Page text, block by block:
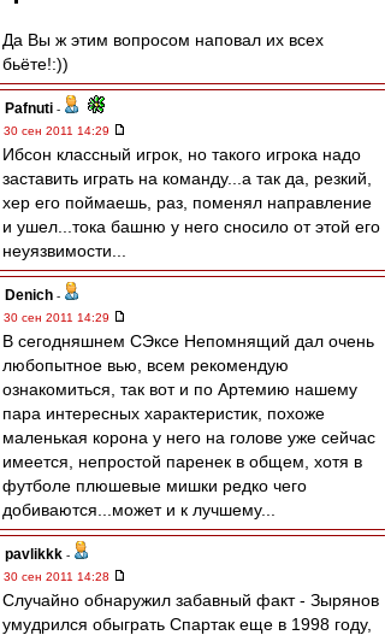
Да Вы ж этим вопросом наповал их всех
бьёте!:))
Pafnuti -
30 сен 2011 14:29
Ибсон классный игрок, но такого игрока надо
заставить играть на команду...а так да, резкий,
хер его поймаешь, раз, поменял направление
и ушел...тока башню у него сносило от этой его
неуязвимости...
Denich -
30 сен 2011 14:29
В сегодняшнем СЭксе Непомнящий дал очень
любопытное вью, всем рекомендую
ознакомиться, так вот и по Артемию нашему
пара интересных характеристик, похоже
маленькая корона у него на голове уже сейчас
имеется, непростой паренек в общем, хотя в
футболе плюшевые мишки редко чего
добиваются...может и к лучшему...
pavlikkk -
30 сен 2011 14:28
Случайно обнаружил забавный факт - Зырянов
умудрился обыграть Спартак еще в 1998 году,